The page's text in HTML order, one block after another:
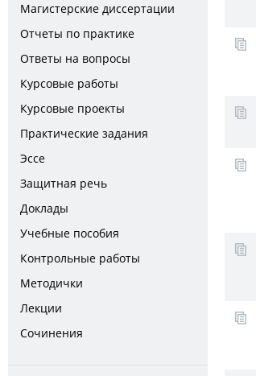
Магистерские диссертации
Отчеты по практике
Ответы на вопросы
Курсовые работы
Курсовые проекты
Практические задания
Эссе
Защитная речь
Доклады
Учебные пособия
Контрольные работы
Методички
Лекции
Сочинения